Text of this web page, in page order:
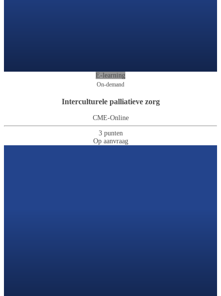
E-learning
On-demand
Interculturele palliatieve zorg
CME-Online
3 punten
Op aanvraag